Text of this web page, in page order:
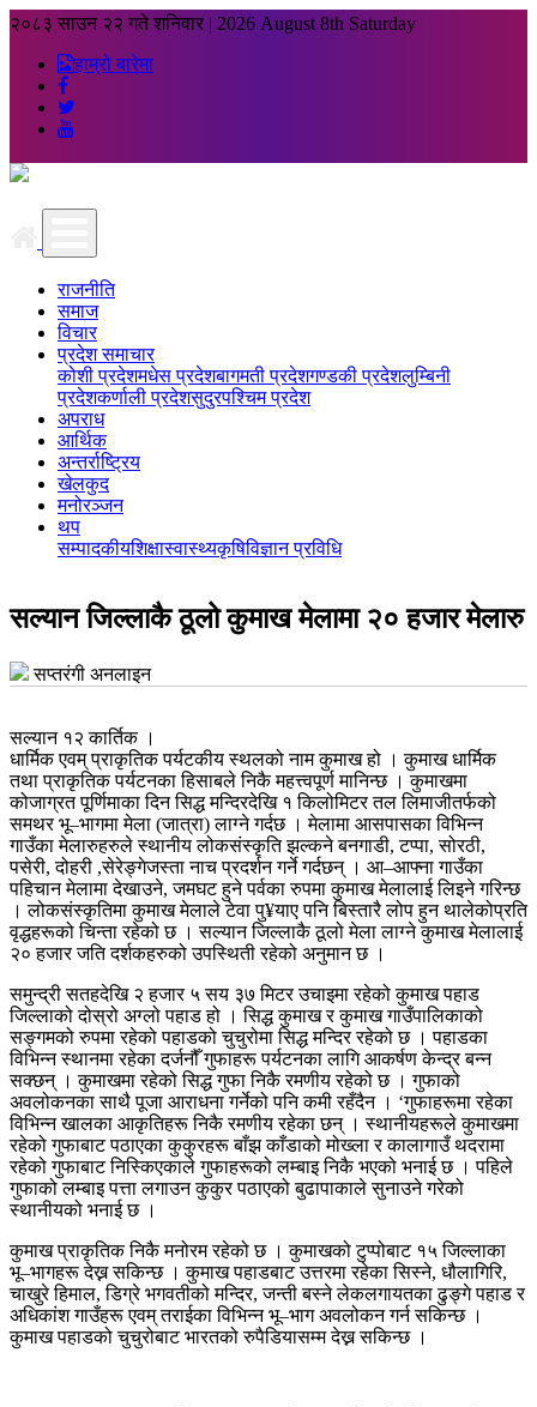
२०८३ साउन २२ गते शनिवार | 2026 August 8th Saturday
हाम्रो बारेमा
राजनीति
समाज
विचार
प्रदेश समाचार
कोशी प्रदेशमधेस प्रदेशबागमती प्रदेशगण्डकी प्रदेशलुम्बिनी
प्रदेशकर्णाली प्रदेशसुदुरपश्चिम प्रदेश
अपराध
आर्थिक
अन्तर्राष्ट्रिय
खेलकुद
मनोरञ्जन
थप
सम्पादकीयशिक्षास्वास्थ्यकृषिविज्ञान प्रविधि
सल्यान जिल्लाकै ठूलो कुमाख मेलामा २० हजार मेलारु
सप्तरंगी अनलाइन
सल्यान १२ कार्तिक ।
धार्मिक एवम् प्राकृतिक पर्यटकीय स्थलको नाम कुमाख हो । कुमाख धार्मिक
तथा प्राकृतिक पर्यटनका हिसाबले निकै महत्त्वपूर्ण मानिन्छ । कुमाखमा
कोजाग्रत पूर्णिमाका दिन सिद्ध मन्दिरदेखि १ किलोमिटर तल लिमाजीतर्फको
समथर भू–भागमा मेला (जात्रा) लाग्ने गर्दछ । मेलामा आसपासका विभिन्न
गाउँका मेलारुहरुले स्थानीय लोकसंस्कृति झल्कने बनगाडी, टप्पा, सोरठी,
पसेरी, दोहरी ,सेरेङ्गेजस्ता नाच प्रदर्शन गर्ने गर्दछन् । आ–आफ्ना गाउँका
पहिचान मेलामा देखाउने, जमघट हुने पर्वका रुपमा कुमाख मेलालाई लिइने गरिन्छ
। लोकसंस्कृतिमा कुमाख मेलाले टेवा पु¥याए पनि बिस्तारै लोप हुन थालेकोप्रति
वृद्धहरूको चिन्ता रहेको छ । सल्यान जिल्लाकै ठूलो मेला लाग्ने कुमाख मेलालाई
२० हजार जति दर्शकहरुको उपस्थिती रहेको अनुमान छ ।
समुन्द्री सतहदेखि २ हजार ५ सय ३७ मिटर उचाइमा रहेको कुमाख पहाड
जिल्लाको दोस्रो अग्लो पहाड हो । सिद्ध कुमाख र कुमाख गाउँपालिकाको
सङ्गमको रुपमा रहेको पहाडको चुचुरोमा सिद्ध मन्दिर रहेको छ । पहाडका
विभिन्न स्थानमा रहेका दर्जनौँ गुफाहरू पर्यटनका लागि आकर्षण केन्द्र बन्न
सक्छन् । कुमाखमा रहेको सिद्ध गुफा निकै रमणीय रहेको छ । गुफाको
अवलोकनका साथै पूजा आराधना गर्नेको पनि कमी रहँदैन । ‘गुफाहरूमा रहेका
विभिन्न खालका आकृतिहरू निकै रमणीय रहेका छन् । स्थानीयहरूले कुमाखमा
रहेको गुफाबाट पठाएका कुकुरहरू बाँझ काँडाको मोख्ला र कालागाउँ थदरामा
रहेको गुफाबाट निस्किएकाले गुफाहरूको लम्बाइ निकै भएको भनाई छ । पहिले
गुफाको लम्बाइ पत्ता लगाउन कुकुर पठाएको बुढापाकाले सुनाउने गरेको
स्थानीयको भनाई छ ।
कुमाख प्राकृतिक निकै मनोरम रहेको छ । कुमाखको टुप्पोबाट १५ जिल्लाका
भू–भागहरू देख्न सकिन्छ । कुमाख पहाडबाट उत्तरमा रहेका सिस्ने, धौलागिरि,
चाखुरे हिमाल, डिग्रे भगवतीको मन्दिर, जन्ती बस्ने लेकलगायतका ढुङ्गे पहाड र
अधिकांश गाउँहरू एवम् तराईका विभिन्न भू–भाग अवलोकन गर्न सकिन्छ ।
कुमाख पहाडको चुचुरोबाट भारतको रुपैडियासम्म देख्न सकिन्छ ।